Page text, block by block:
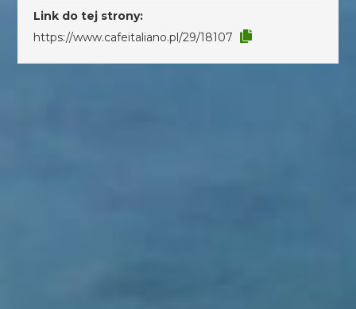
Link do tej strony:
https://www.cafeitaliano.pl/29/18107